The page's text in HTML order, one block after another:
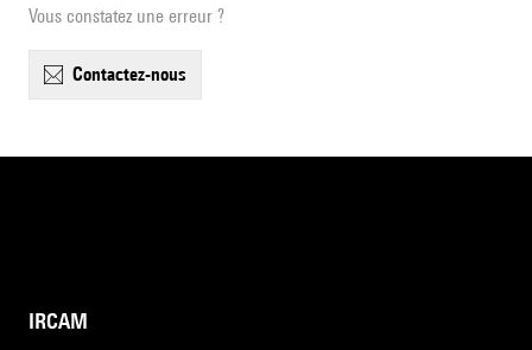
Vous constatez une erreur ?
contactez-nous
IRCAM